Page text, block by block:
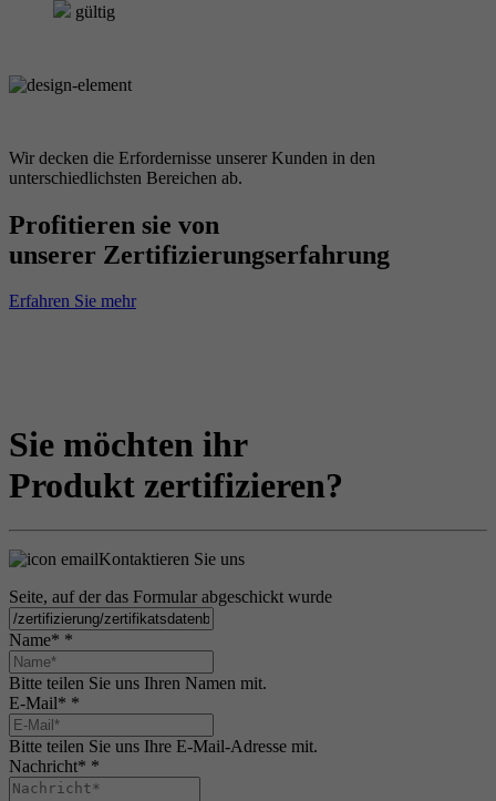
gültig
Wir decken die Erfordernisse unserer Kunden in den
unterschiedlichsten Bereichen ab.
Profitieren sie von
unserer Zertifizierungserfahrung
Erfahren Sie mehr
Sie möchten ihr
Produkt zertifizieren?
Kontaktieren Sie uns
Seite, auf der das Formular abgeschickt wurde
Name* *
Bitte teilen Sie uns Ihren Namen mit.
E-Mail* *
Bitte teilen Sie uns Ihre E-Mail-Adresse mit.
Nachricht* *